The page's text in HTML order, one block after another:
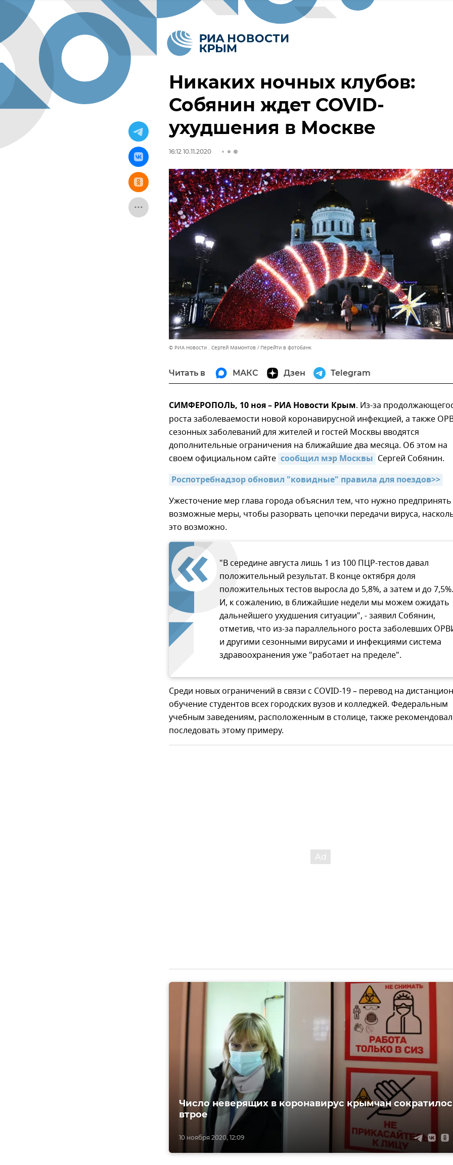
Никаких ночных клубов:
Собянин ждет COVID-
ухудшения в Москве
16:12 10.11.2020
© РИА Новости . Сергей Мамонтов Перейти в фотобанк
Читать в МАКС Дзен Telegram
СИМФЕРОПОЛЬ, 10 ноя – РИА Новости Крым. Из-за
роста заболеваемости новой коронавирусной инфекцией, а также
сезонных заболеваний для жителей и гостей Москвы вводятся
дополнительные ограничения на ближайшие два месяца. Об этом на
своем официальном сайте сообщил мэр Москвы Сергей Собянин.
Роспотребнадзор обновил "ковидные" правила для поездов>>
Ужесточение мер глава города объяснил тем, что нужно предпринять
возможные меры, чтобы разорвать цепочки передачи вируса,
это возможно.
"В середине августа лишь 1 из 100 ПЦР-тестов давал
положительный результат. В конце октября доля
положительных тестов выросла до 5,8%, а затем и до 7,5%.
И, к сожалению, в ближайшие недели мы можем ожидать
дальнейшего ухудшения ситуации", - заявил Собянин,
отметив, что из-за параллельного роста заболевших
и другими сезонными вирусами и инфекциями система
здравоохранения уже "работает на пределе".
Среди новых ограничений в связи с COVID-19 – перевод на
обучение студентов всех городских вузов и колледжей. Федеральным
учебным заведениям, расположенным в столице, также
последовать этому примеру.
10 ноября 2020, 12:09
Число неверящих в коронавирус крымчан
втрое